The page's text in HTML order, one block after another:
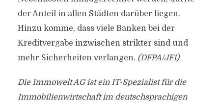
der Anteil in allen Städten darüber liegen.
Hinzu komme, dass viele Banken bei der
Kreditvergabe inzwischen strikter sind und
mehr Sicherheiten verlangen. (DFPA/JF1)
Die Immowelt AG ist ein IT-Spezialist für die
Immobilienwirtschaft im deutschsprachigen